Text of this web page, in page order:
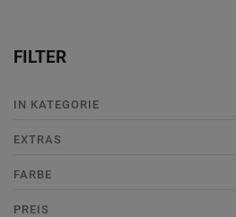
FILTER
IN KATEGORIE
EXTRAS
FARBE
PREIS
e
o
r
i
E
t
r
a
a
r
b
r
e
i
u
f
a
n